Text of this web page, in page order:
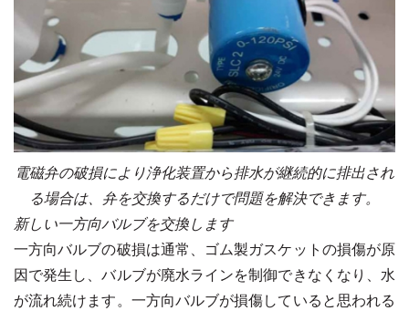
電磁弁の破損により浄化装置から排水が継続的に排出され
る場合は、弁を交換するだけで問題を解決できます。
新しい一方向バルブを交換します
一方向バルブの破損は通常、ゴム製ガスケットの損傷が原
因で発生し、バルブが廃水ラインを制御できなくなり、水
が流れ続けます。一方向バルブが損傷していると思われる